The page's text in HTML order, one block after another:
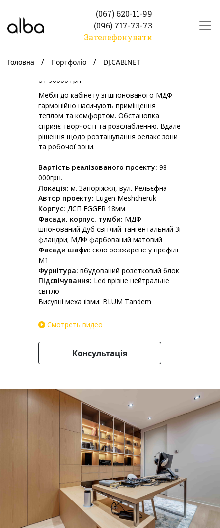
(067) 620-11-99
(096) 717-73-73
Зателефонувати
Головна Портфоліо DJ.CABINET
DJ.CABINET
от 90000 грн
Меблі до кабінету зі шпонованого МДФ
гармонійно насичують приміщення
теплом та комфортом. Обстановка
сприяє творчості та розслабленню. Вдале
рішення щодо розташування релакс зони
та робочої зони.
Вартість реалізованого проекту: 98
000грн.
Локація: м. Запоріжжя, вул. Рельєфна
Автор проекту: Eugen Meshcheruk
Корпус: ДСП EGGER 18мм
Фасади, корпус, тумби: МДФ
шпонований Дуб світлий тангентальний 3і
фландри; МДФ фарбований матовий
Фасади шафи: скло розжарене у профілі
M1
Фурнітура: вбудований розетковий блок
Підсвічування: Led врізне нейтральне
світло
Висувні механізми: BLUM Tandem
Смотреть видео
Консультація